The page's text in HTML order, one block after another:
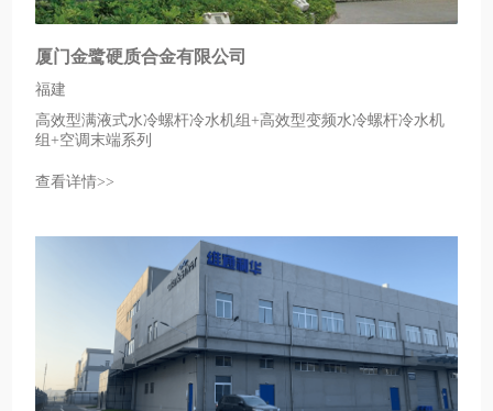
厦门金鹭硬质合金有限公司
福建
高效型满液式水冷螺杆冷水机组+高效型变频水冷螺杆冷水机
组+空调末端系列
查看详情>>